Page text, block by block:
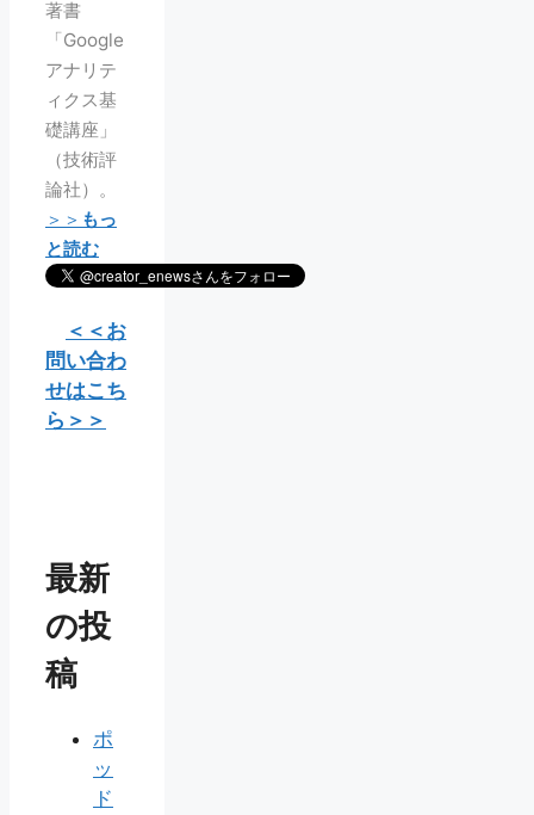
著書
「Google
アナリテ
ィクス基
礎講座」
（技術評
論社）。
＞＞ もっ
と読む
＜＜お
問い合わ
せはこち
ら＞＞
最新
の投
稿
ポ
ッ
ド